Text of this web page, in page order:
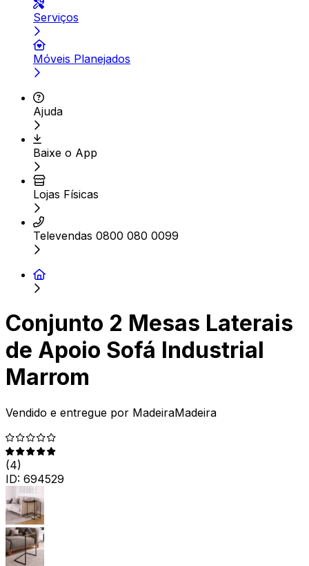
Serviços
Móveis Planejados
Ajuda
Baixe o App
Lojas Físicas
Televendas 0800 080 0099
Conjunto 2 Mesas Laterais
de Apoio Sofá Industrial
Marrom
Vendido e entregue por MadeiraMadeira
(4)
ID: 694529